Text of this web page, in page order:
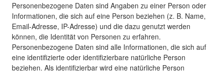
Personenbezogene Daten sind Angaben zu einer Person oder
Informationen, die sich auf eine Person beziehen (z. B. Name,
Email-Adresse, IP-Adresse) und die dazu genutzt werden
können, die Identität von Personen zu erfahren.
Personenbezogene Daten sind alle Informationen, die sich auf
eine identifizierte oder identifizierbare natürliche Person
beziehen. Als identifizierbar wird eine natürliche Person